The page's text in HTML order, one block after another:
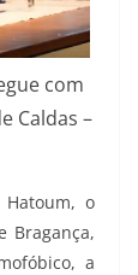
com
Caldas –
o
Bragança,
a